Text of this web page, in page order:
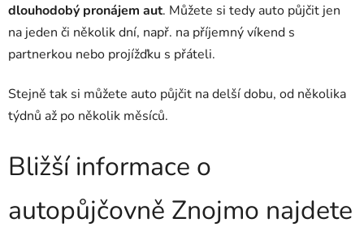
dlouhodobý pronájem aut. Můžete si tedy auto půjčit jen
na jeden či několik dní, např. na příjemný víkend s
partnerkou nebo projížďku s přáteli.
Stejně tak si můžete auto půjčit na delší dobu, od několika
týdnů až po několik měsíců.
Bližší informace o
autopůjčovně Znojmo najdete